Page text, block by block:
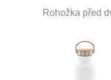
Rohožka před